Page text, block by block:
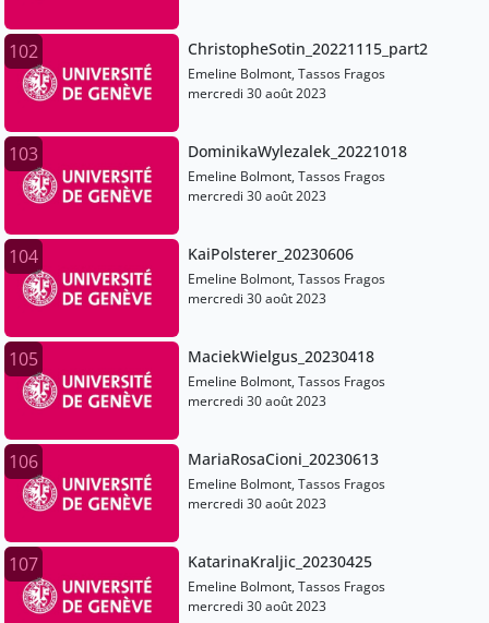
102 ChristopheSotin_20221115_part2
Emeline Bolmont, Tassos Fragos
mercredi 30 août 2023
103 DominikaWylezalek_20221018
Emeline Bolmont, Tassos Fragos
mercredi 30 août 2023
104 KaiPolsterer_20230606
Emeline Bolmont, Tassos Fragos
mercredi 30 août 2023
105 MaciekWielgus_20230418
Emeline Bolmont, Tassos Fragos
mercredi 30 août 2023
106 MariaRosaCioni_20230613
Emeline Bolmont, Tassos Fragos
mercredi 30 août 2023
107 KatarinaKraljic_20230425
Emeline Bolmont, Tassos Fragos
mercredi 30 août 2023